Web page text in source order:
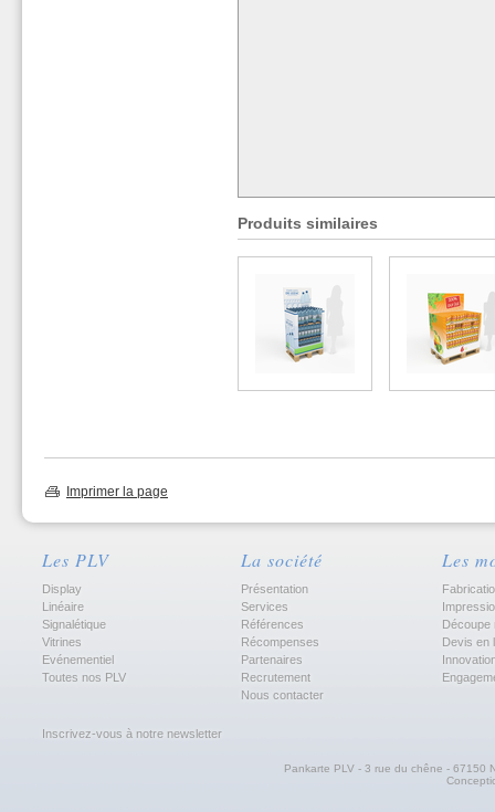
Produits similaires
Imprimer la page
Les PLV
Display
Linéaire
Signalétique
Vitrines
Evénementiel
Toutes nos PLV
La société
Présentation
Services
Références
Récompenses
Partenaires
Recrutement
Nous contacter
Les
Découpe
Devis en
Inscrivez-vous à notre newsletter
Pankarte PLV - 3 rue du chêne - 67150